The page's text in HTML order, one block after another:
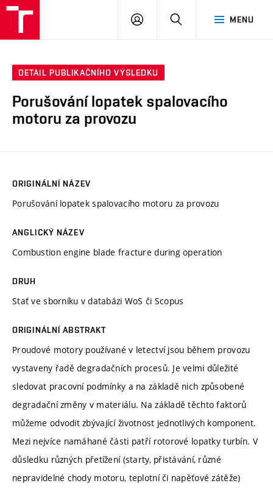
MENU
PŘIHLÁSIT
DETAIL PUBLIKAČNÍHO VÝSLEDKU
Porušování lopatek spalovacího
motoru za provozu
ORIGINÁLNÍ NÁZEV
Porušování lopatek spalovacího motoru za provozu
ANGLICKÝ NÁZEV
Combustion engine blade fracture during operation
DRUH
Stať ve sborníku v databázi WoS či Scopus
ORIGINÁLNÍ ABSTRAKT
Proudové motory používané v letectví jsou během provozu
vystaveny řadě degradačních procesů. Je velmi důležité
sledovat pracovní podmínky a na základě nich způsobené
degradační změny v materiálu. Na základě těchto faktorů
můžeme odvodit zbývající životnost jednotlivých komponent.
Mezi nejvíce namáhané části patří rotorové lopatky turbín. V
důsledku různých přetížení (starty, přistávání, různé
nepravidelné chody motoru, teplotní či napěťové zátěže)